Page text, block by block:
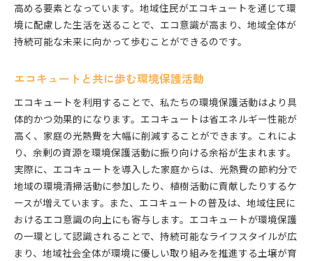
高める要素となっています。地域住民がエコキュートを通じて環
境に配慮した生活を送ることで、エコ意識が高まり、地域全体が
持続可能な未来に向かって歩むことができるのです。
エコキュートと共に歩む環境保護活動
エコキュートを利用することで、私たちの環境保護活動はより具
体的かつ効果的になります。エコキュートは省エネルギー性能が
高く、家庭の光熱費を大幅に削減することができます。これによ
り、余剰の資源を環境保護活動に振り向ける余裕が生まれます。
実際に、エコキュートを導入した家庭からは、光熱費の節約分で
地域の環境清掃活動に参加したり、植樹活動に貢献したりするケ
ースが増えています。また、エコキュートの普及は、地域住民に
おけるエコ意識の向上にも寄与します。エコキュートが環境保護
の一環として認識されることで、持続可能なライフスタイルが広
まり、地域社会全体が環境に優しい取り組みを推進する土壌が育